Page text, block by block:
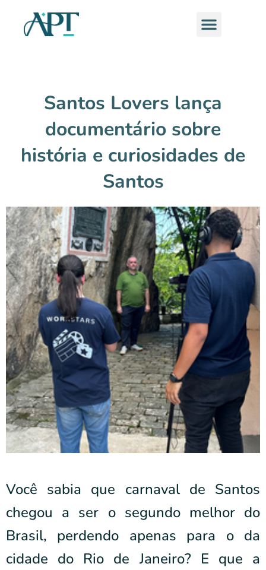
Menu
Santos Lovers lança
documentário sobre
história e curiosidades de
Santos
Você sabia que carnaval de Santos
chegou a ser o segundo melhor do
Brasil, perdendo apenas para o da
cidade do Rio de Janeiro? E que a